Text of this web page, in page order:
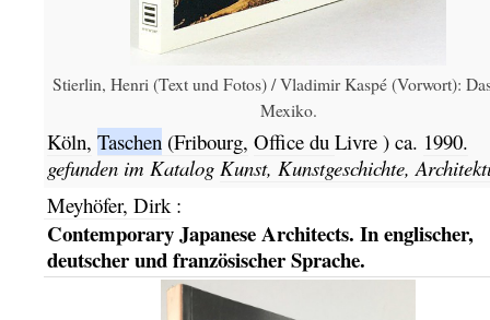
Stierlin, Henri (Text und Fotos) / Vladimir Kaspé (Vorwort):
Mexiko.
Köln, Taschen (Fribourg, Office du Livre) ca. 1990.
gefunden im Katalog Kunst, Kunstgeschichte,
Meyhöfer, Dirk:
Contemporary Japanese Architects. In englischer,
deutscher und französischer Sprache.